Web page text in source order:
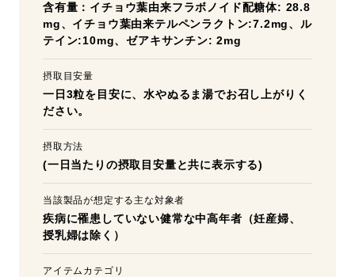
含有量：イチョウ葉由来フラボノイド配糖体: 28.8
mg、イチョウ葉由来テルペンラクトン:7.2mg、ル
テイン:10mg、ゼアキサンチン: 2mg
摂取目安量
一日3粒を目安に、水やぬるま湯でお召し上がりく
ださい。
摂取方法
(一日当たりの摂取目安量と共に表示する)
当該製品が想定する主な対象者
疾病に罹患していない健常な中高年者（妊産婦、
授乳婦は除く）
アイテムカテゴリ